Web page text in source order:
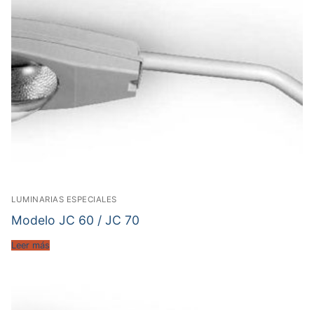
LUMINARIAS ESPECIALES
Modelo JC 60 / JC 70
Leer más